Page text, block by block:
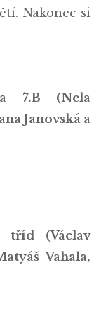
Nakonec si
7.B (Nela
Janovská a
tříd (Václav
Vahala,